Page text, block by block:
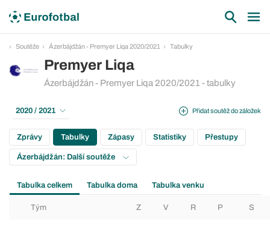
Soutěže Ázerbájdžán - Premyer Liqa 2020/2021 Tabulky
Premyer Liqa
Ázerbájdžán - Premyer Liqa 2020/2021 - tabulky
Přidat soutěž do záložek
2020 / 2021
Zprávy Tabulky Zápasy Statistiky Přestupy
Ázerbájdžán: Další soutěže
Tabulka celkem Tabulka doma Tabulka venku
Tým Z V R P S